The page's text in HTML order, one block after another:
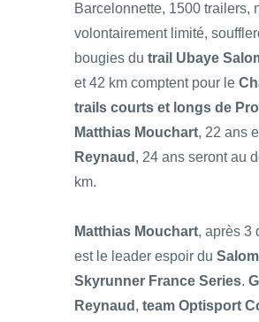
Barcelonnette, 1500 trailers,
volontairement limité,
bougies du trail Ubaye
et 42 km comptent pour le
trails courts et longs de
Matthias Mouchart, 22 ans
Reynaud , 24 ans seront au
km.
Matthias Mouchart, après 3
est le leader espoir du
Skyrunner France Series.
Reynaud , team Optisport